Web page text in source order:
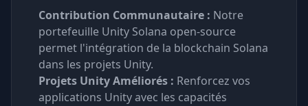
Contribution Communautaire : Notre
portefeuille Unity Solana open-source
permet l'intégration de la blockchain Solana
dans les projets Unity.
Projets Unity Améliorés : Renforcez vos
applications Unity avec les capacités